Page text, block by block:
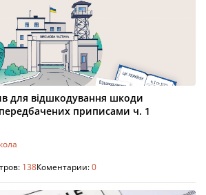
для відшкодування шкоди
передбачених приписами ч. 1
138Коментарии:0